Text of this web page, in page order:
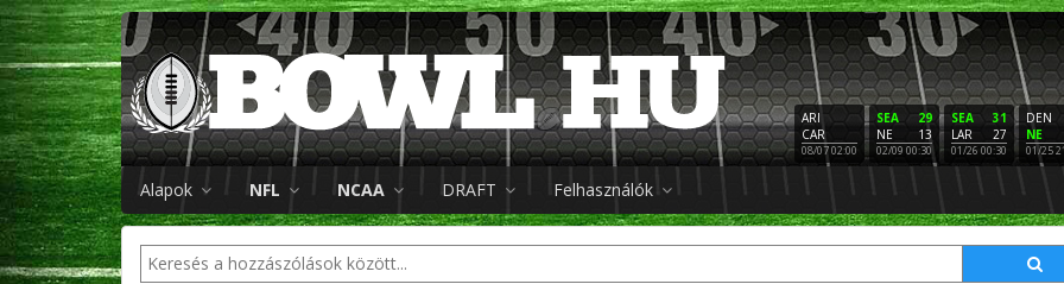
ARI
CAR
08/07 02:00
29
SEA
13
NE
02/09 00:30
31
SEA
27
LAR
01/26 00:30
DEN
NE
01/25
Alapok NFL NCAA DRAFT Felhasználók